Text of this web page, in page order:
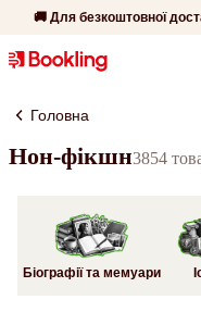
🚚 Для безкоштовної
Головна
Нон-фікшн3854
Біографії та мемуари